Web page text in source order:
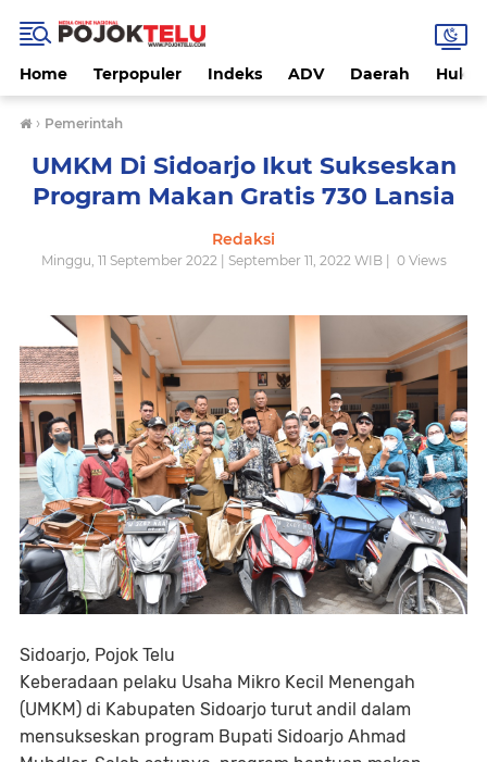
Home Terpopuler Indeks ADV Daerah
› Pemerintah
UMKM Di Sidoarjo Ikut Sukseskan
Program Makan Gratis 730 Lansia
Redaksi
Minggu, 11 September 2022 | September 11, 2022 WIB | 0Views
Sidoarjo, Pojok Telu
Keberadaan pelaku Usaha Mikro Kecil Menengah
(UMKM) di Kabupaten Sidoarjo turut andil dalam
mensukseskan program Bupati Sidoarjo Ahmad